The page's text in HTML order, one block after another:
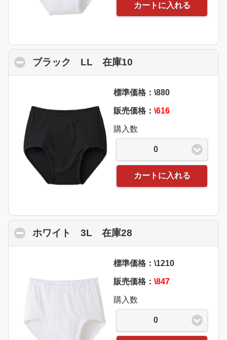
カートに入れる
ブラック LL 在庫10
標準価格：\880
販売価格： \616
購入数
0
カートに入れる
ホワイト 3L 在庫28
標準価格：\1210
販売価格： \847
購入数
0